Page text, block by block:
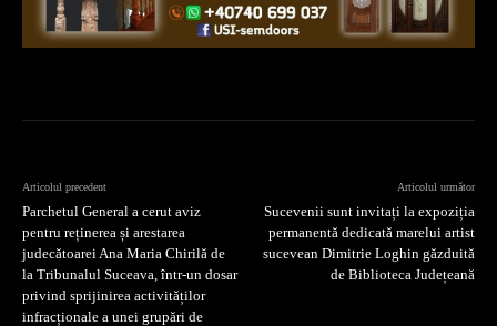
Articolul precedent
Parchetul General a cerut aviz
pentru reținerea și arestarea
judecătoarei Ana Maria Chirilă de
la Tribunalul Suceava, într-un dosar
privind sprijinirea activităților
infracționale a unei grupări de
Articolul următor
Sucevenii sunt invitați la expoziția
permanentă dedicată marelui artist
sucevean Dimitrie Loghin găzduită
de Biblioteca Județeană